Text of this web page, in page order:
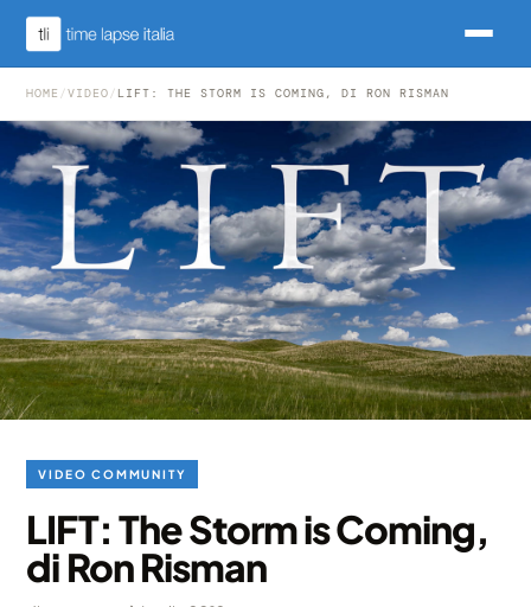
HOME /VIDEO / LIFT: THE STORM IS COMING, DI RON RISMAN
VIDEO COMMUNITY
LIFT: The Storm is Coming,
di Ron Risman